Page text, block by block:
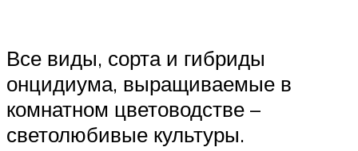
Все виды, сорта и гибриды
онцидиума, выращиваемые в
комнатном цветоводстве –
светолюбивые культуры.